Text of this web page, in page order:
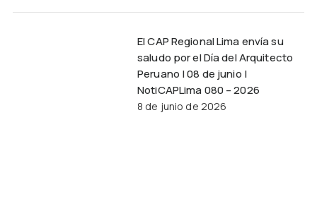
El CAP Regional Lima envía su
saludo por el Día del Arquitecto
Peruano | 08 de junio |
NotiCAPLima 080 – 2026
8 de junio de 2026